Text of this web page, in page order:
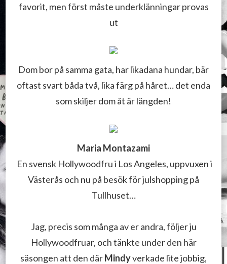
favorit, men först måste underklänningar provas
ut
Dom bor på samma gata, har likadana hundar, bär
oftast svart båda två, lika färg på håret… det enda
som skiljer dom åt är längden!
Maria Montazami
En svensk Hollywoodfru i Los Angeles, uppvuxen i
Västerås och nu på besök för julshopping på
Tullhuset…
Jag, precis som många av er andra, följer ju
Hollywoodfruar, och tänkte under den här
säsongen att den därMindyverkade lite jobbig,